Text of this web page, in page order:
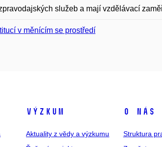
služeb a mají vzdělávací
v měnícím se prostředí
Výzkum
Aktuality z vědy a výzkumu
O nás
Struktura